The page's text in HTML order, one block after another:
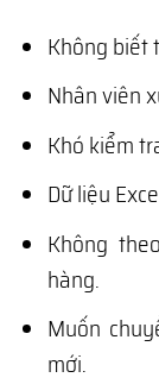
Không biết
Nhân viên
Khó kiểm
Dữ liệu
Không
hàng.
Muốn
mới.